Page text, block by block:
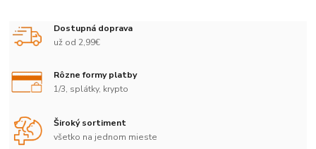
Dostupná doprava
už od 2,99€
Rôzne formy platby
1/3, splátky, krypto
Široký sortiment
všetko na jednom mieste